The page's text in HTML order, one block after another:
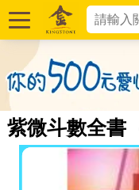
紫微斗數全書